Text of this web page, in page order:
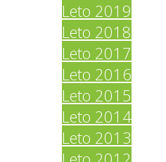
Leto 2019
Leto 2018
Leto 2017
Leto 2016
Leto 2015
Leto 2014
Leto 2013